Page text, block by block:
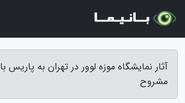
آثار نمایشگاه موزه لوور در تهران به پاریس
مشروح